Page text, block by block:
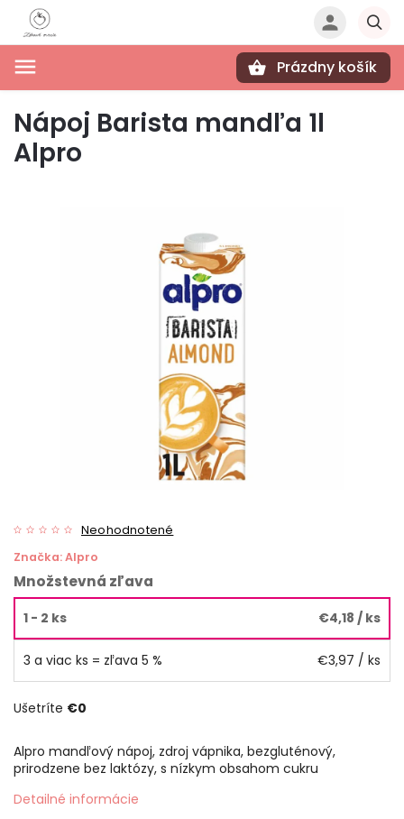
Prázdny košík
Nápoj Barista mandľa 1l
Alpro
Neohodnotené
Značka:Alpro
Množstevná zľava
1 - 2 ks €4,18 / ks
3 a viac ks = zľava 5 % €3,97 / ks
Ušetríte €0
Alpro mandľový nápoj, zdroj vápnika, bezgluténový,
prirodzene bez laktózy, s nízkym obsahom cukru
Detailné informácie